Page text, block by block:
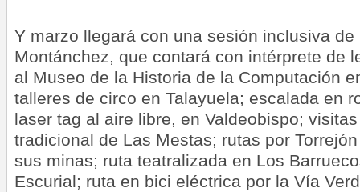
Y marzo llegará con una sesión inclusiva
Montánchez, que contará con intérprete de
al Museo de la Historia de la Computación
talleres de circo en Talayuela; escalada en
laser tag al aire libre, en Valdeobispo;
tradicional de Las Mestas; rutas por
sus minas; ruta teatralizada en Los
Escurial; ruta en bici eléctrica por la Vía